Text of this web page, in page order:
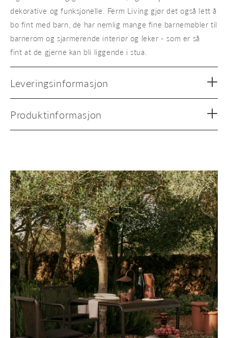
dekorative og funksjonelle. Ferm Living gjør det også lett å
bo fint med barn, de har nemlig mange fine barnemøbler til
barnerom og sjarmerende interiør og leker - som er så
fint at de gjerne kan bli liggende i stua.
Leveringsinformasjon
Produktinformasjon